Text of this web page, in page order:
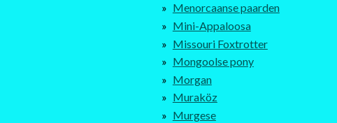
Menorcaanse paarden
Mini-Appaloosa
Missouri Foxtrotter
Mongoolse pony
Morgan
Muraköz
Murgese